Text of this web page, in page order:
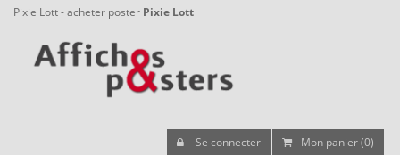
Pixie Lott - acheter poster Pixie Lott
Se connecter Mon panier (0)